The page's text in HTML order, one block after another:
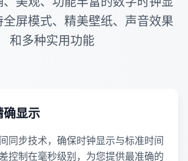
屏模式、精美壁纸、声音效果
和多种实用功能
确显示
同步技术，确保时钟显示与标准时间
控制在毫秒级别，为您提供最准确的